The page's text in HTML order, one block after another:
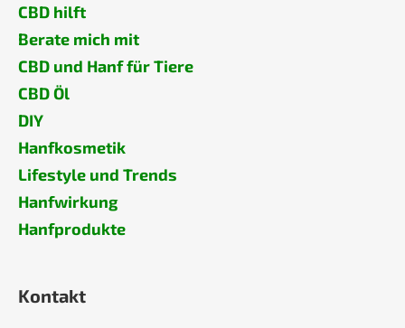
CBD hilft
Berate mich mit
CBD und Hanf für Tiere
CBD Öl
DIY
Hanfkosmetik
Lifestyle und Trends
Hanfwirkung
Hanfprodukte
Kontakt